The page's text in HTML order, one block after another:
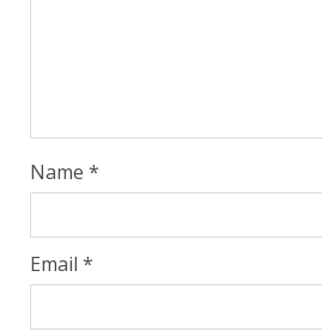
Name *
Email *